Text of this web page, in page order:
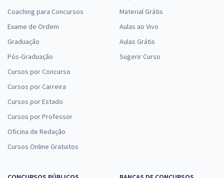
CPU RN - Concursos Unificado do Rio Grande do Norte - Cargo 413:
R$25,99
Economize R$ 77,96 (-20%)
CPU RN - Concursos Unificado do Rio Grande do Norte -
Conhecimentos Específicos para o Cargo 305: Agente
Administrativo Previdenciário
Coaching para Concursos
Exame de Ordem
Graduação
Pós-Graduação
Cursos por Concurso
Cursos por Carreira
Cursos por Estado
Cursos por Professor
Oficina de Redação
Cursos Online Gratuitos
Material Grátis
Aulas ao Vivo
Aulas Grátis
Sugerir Curso